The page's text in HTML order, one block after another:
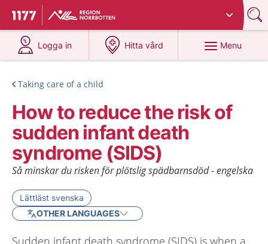
To start page for 1177
Du har valt region
Logga in
at 1177.se
Hitta vård
at 1177.se
Menu
Taking care of a child
How to reduce the risk of
sudden infant death
syndrome (SIDS)
Så minskar du risken för plötslig spädbarnsdöd - engelska
Lättläst svenska
OTHER LANGUAGES
Sudden infant death syndrome (SIDS) is when a